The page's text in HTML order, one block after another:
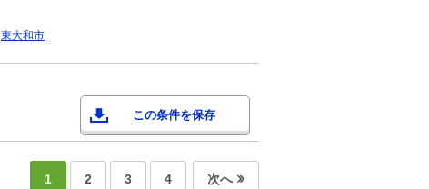
東大和市
この条件を保存
1 2 3 4 次へ